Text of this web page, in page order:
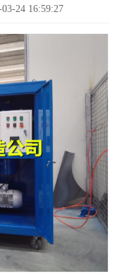
24 16:59:27